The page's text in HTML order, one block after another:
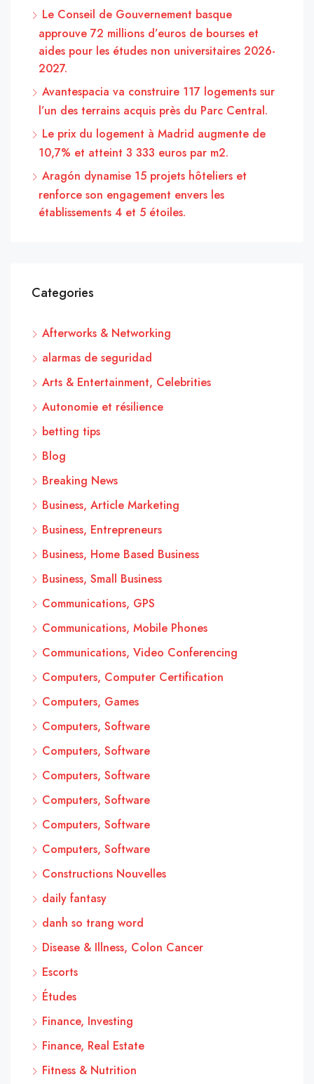
Le Conseil de Gouvernement basque
approuve 72 millions d’euros de bourses et
aides pour les études non universitaires 2026-
2027.
Avantespacia va construire 117 logements sur
l’un des terrains acquis près du Parc Central.
Le prix du logement à Madrid augmente de
10,7% et atteint 3 333 euros par m2.
Aragón dynamise 15 projets hôteliers et
renforce son engagement envers les
établissements 4 et 5 étoiles.
Categories
Afterworks & Networking
alarmas de seguridad
Arts & Entertainment, Celebrities
Autonomie et résilience
betting tips
Blog
Breaking News
Business, Article Marketing
Business, Entrepreneurs
Business, Home Based Business
Business, Small Business
Communications, GPS
Communications, Mobile Phones
Communications, Video Conferencing
Computers, Computer Certification
Computers, Games
Computers, Software
Computers, Software
Computers, Software
Computers, Software
Computers, Software
Computers, Software
Constructions Nouvelles
daily fantasy
danh so trang word
Disease & Illness, Colon Cancer
Escorts
Études
Finance, Investing
Finance, Real Estate
Fitness & Nutrition